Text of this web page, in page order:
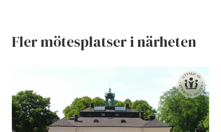
Fler mötesplatser i närheten